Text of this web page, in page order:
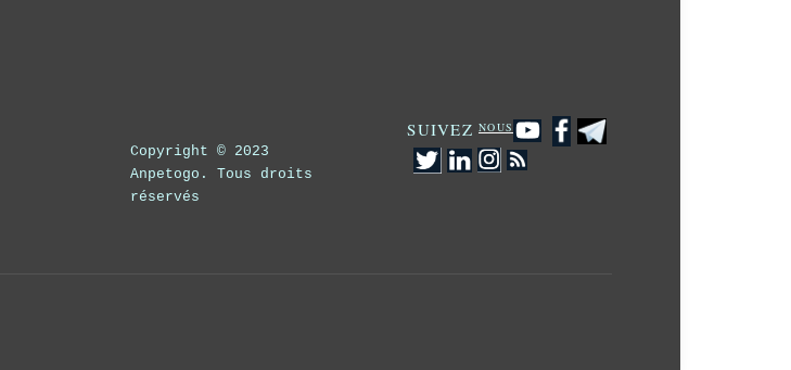
Copyright © 2023
Anpetogo. Tous droits
réservés
SUIVEZNOUS